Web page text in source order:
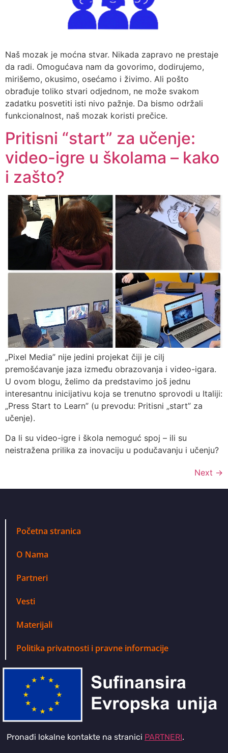
Naš mozak je moćna stvar. Nikada zapravo ne prestaje
da radi. Omogućava nam da govorimo, dodirujemo,
mirišemo, okusimo, osećamo i živimo. Ali pošto
obrađuje toliko stvari odjednom, ne može svakom
zadatku posvetiti isti nivo pažnje. Da bismo održali
funkcionalnost, naš mozak koristi prečice.
Pritisni “start” za učenje:
video-igre u školama – kako
i zašto?
„Pixel Media” nije jedini projekat čiji je cilj
premošćavanje jaza između obrazovanja i video-igara.
U ovom blogu, želimo da predstavimo još jednu
interesantnu inicijativu koja se trenutno sprovodi u Italiji:
„Press Start to Learn” (u prevodu: Pritisni „start” za
učenje).
Da li su video-igre i škola nemoguć spoj – ili su
neistražena prilika za inovaciju u podučavanju i učenju?
Next →
Početna stranica
O Nama
Partneri
Vesti
Materijali
Politika privatnosti i pravne informacije
Pronađi lokalne kontakte na stranici PARTNERI.